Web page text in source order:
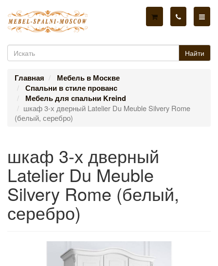
Найти
Главная
Мебель в Москве
Спальни в стиле прованс
Мебель для спальни Kreind
шкаф 3-х дверный Latelier Du Meuble Silvery Rome
(белый, серебро)
шкаф 3-х дверный
Latelier Du Meuble
Silvery Rome (белый,
серебро)